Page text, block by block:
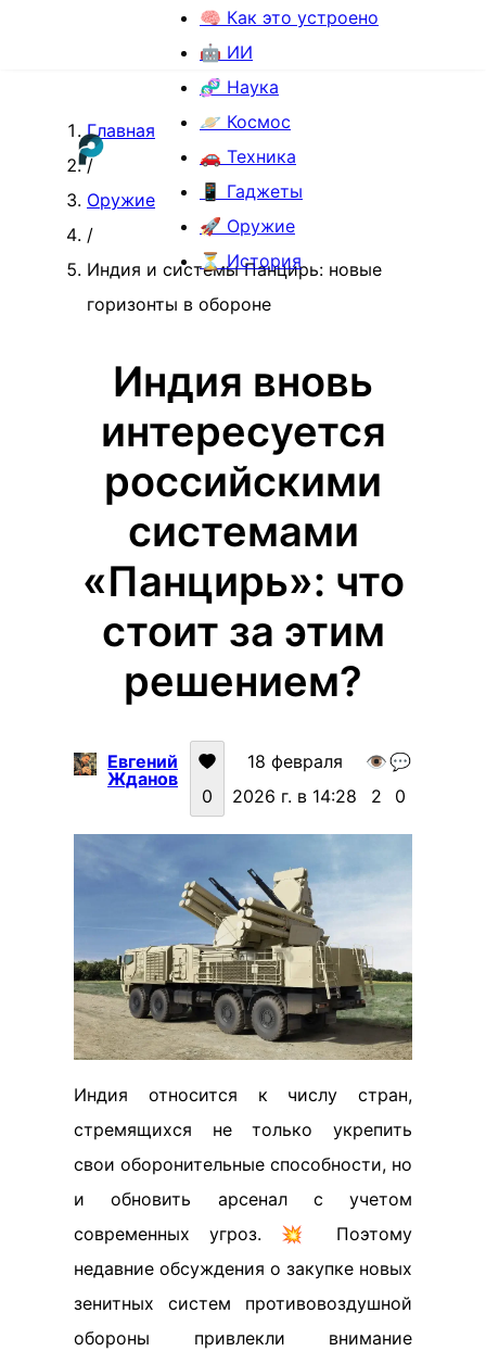
🧠 Как это устроено
🤖 ИИ
🧬 Наука
🪐 Космос
🚗 Техника
📱 Гаджеты
🚀 Оружие
⏳ История
Главная
/
Оружие
/
Индия и системы Панцирь: новые
горизонты в обороне
Индия вновь
интересуется
российскими
системами
«Панцирь»: что
стоит за этим
решением?
Евгений
Жданов
0
18 февраля
2026 г. в 14:28
👁️
2
💬
0
Индия относится к числу стран,
стремящихся не только укрепить
свои оборонительные способности, но
и обновить арсенал с учетом
современных угроз. 💥 Поэтому
недавние обсуждения о закупке новых
зенитных систем противовоздушной
обороны привлекли внимание